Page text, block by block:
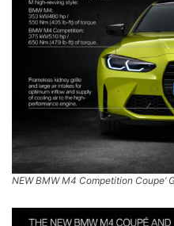
NEW BMW M4 Competition Coupe’